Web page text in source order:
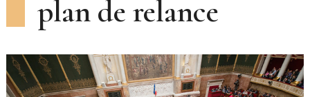
plan de relance